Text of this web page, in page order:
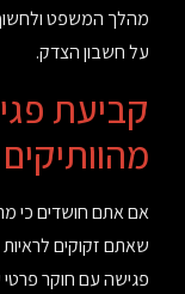
מהלך המשפט
על חשבון הצדק.
קביעת
אם אתם חושדים כי
שאתם זקוקים
פגישה עם חוקר